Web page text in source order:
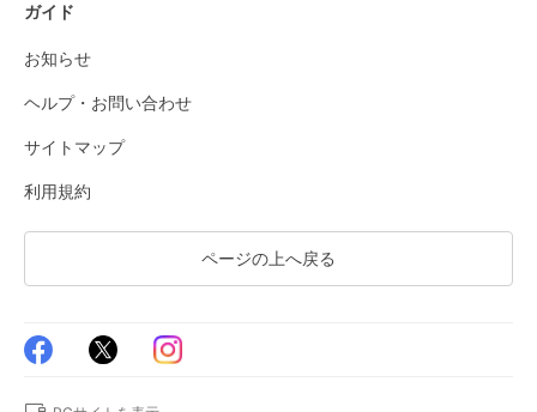
ガイド
お知らせ
ヘルプ・お問い合わせ
サイトマップ
利用規約
ページの上へ戻る